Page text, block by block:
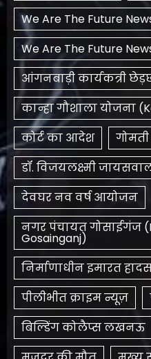
We Are The Future
We Are The Future
आंगनबाड़ी कार्यकत्री
कान्हा गौशाला योजना
कोर्ट का आदेश
डॉ. विजयलक्ष्मी
देवघर नव वर्ष आयोजन
नगर पंचायत गोसाईगंज
Gosainganj)
निर्माणाधीन इमारत
पीलीभीत क्राइम न्यूज़
बिल्डिंग कोलैप्स लखनऊ